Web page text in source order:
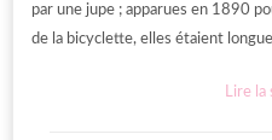
par une jupe ; apparues en 1890
de la bicyclette, elles étaient
Lire la